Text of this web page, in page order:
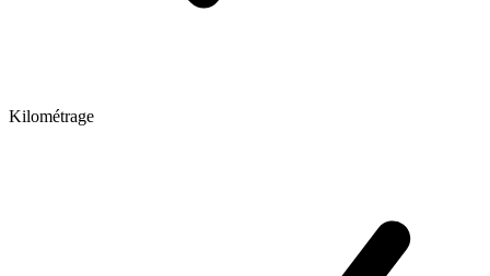
Kilométrage